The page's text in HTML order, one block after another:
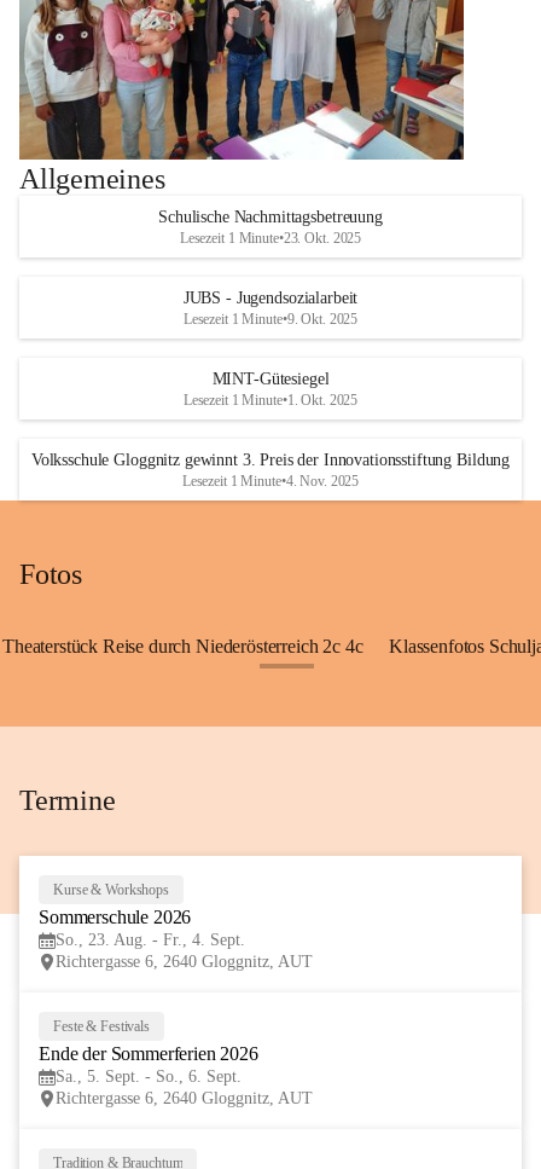
Allgemeines
Schulische Nachmittagsbetreuung
Lesezeit 1 Minute•23. Okt. 2025
JUBS - Jugendsozialarbeit
Lesezeit 1 Minute•9. Okt. 2025
MINT-Gütesiegel
Lesezeit 1 Minute•1. Okt. 2025
Volksschule Gloggnitz gewinnt 3. Preis der Innovationsstiftung Bildung
Lesezeit 1 Minute•4. Nov. 2025
Fotos
Theaterstück Reise durch Niederösterreich 2c 4c Klassenfotos
Termine
Kurse & Workshops
Sommerschule 2026
So., 23. Aug. - Fr., 4. Sept.
Richtergasse 6, 2640 Gloggnitz, AUT
Feste & Festivals
Ende der Sommerferien 2026
Sa., 5. Sept. - So., 6. Sept.
Richtergasse 6, 2640 Gloggnitz, AUT
Tradition & Brauchtum